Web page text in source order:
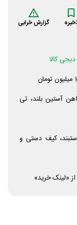
گزارش خرابی
کالا
آستین بلند، تی
کیف دستی و
«لینک خرید»